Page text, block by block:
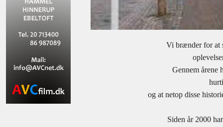
Vi brænder for at
Gennem årene
og at netop disse
Siden år 2000